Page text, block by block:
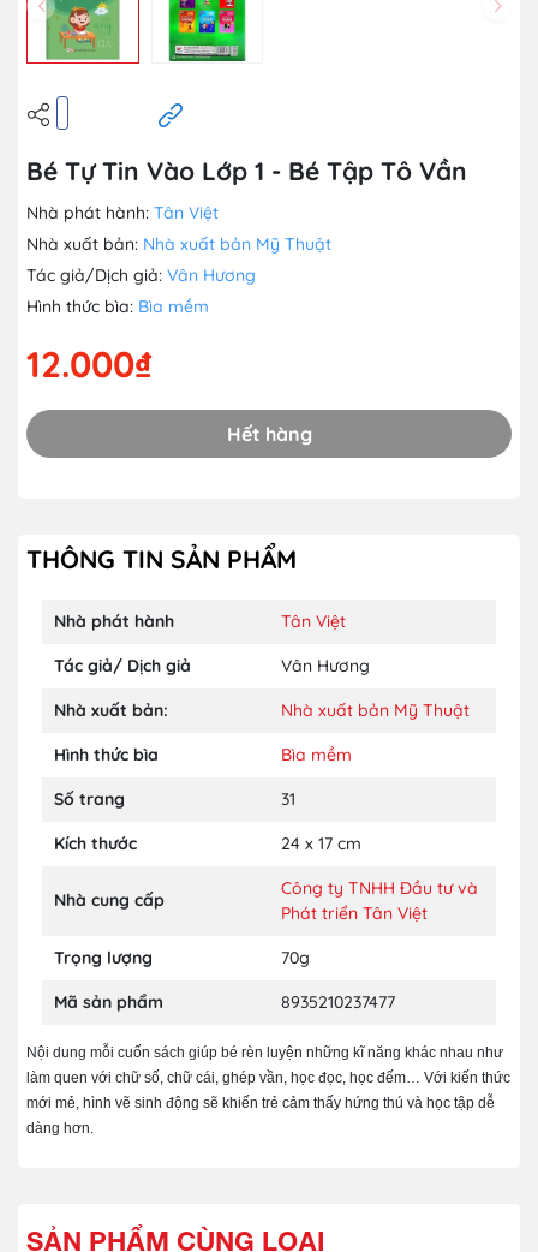
Bé Tự Tin Vào Lớp 1 - Bé Tập Tô Vần
Nhà phát hành: Tân Việt
Nhà xuất bản: Nhà xuất bản Mỹ Thuật
Tác giả/Dịch giả: Vân Hương
Hình thức bìa: Bìa mềm
12.000₫
Hết hàng
THÔNG TIN SẢN PHẨM
Nhà phát hành Tân Việt
Tác giả/ Dịch giả Vân Hương
Nhà xuất bản: Nhà xuất bản Mỹ Thuật
Hình thức bìa Bìa mềm
Số trang 31
Kích thước 24 x 17 cm
Nhà cung cấp
Công ty TNHH Đầu tư và
Phát triển Tân Việt
Trọng lượng 70g
Mã sản phẩm 8935210237477
Nội dung mỗi cuốn sách giúp bé rèn luyện những kĩ năng khác nhau như
làm quen với chữ số, chữ cái, ghép vần, học đọc, học đếm… Với kiến thức
mới mẻ, hình vẽ sinh động sẽ khiến trẻ cảm thấy hứng thú và học tập dễ
dàng hơn.
SẢN PHẨM CÙNG LOẠI